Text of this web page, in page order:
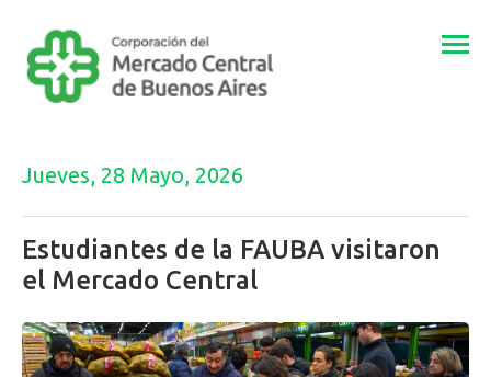
Jueves, 28 Mayo, 2026
Estudiantes de la FAUBA visitaron
el Mercado Central